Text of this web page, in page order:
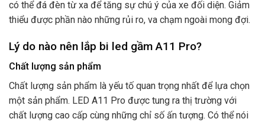
có thể đá đèn từ xa để tăng sự chú ý của xe đối diện. Giảm
thiểu được phần nào những rủi ro, va chạm ngoài mong đợi.
Lý do nào nên lắp bi led gầm A11 Pro?
Chất lượng sản phẩm
Chất lượng sản phẩm là yếu tố quan trọng nhất để lựa chọn
một sản phẩm. LED A11 Pro được tung ra thị trường với
chất lượng cao cấp cùng những chỉ số ấn tượng. Có thể nói